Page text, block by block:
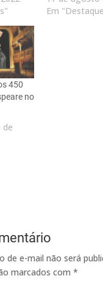
Em
450
no
de
de e-mail não será
marcados com *